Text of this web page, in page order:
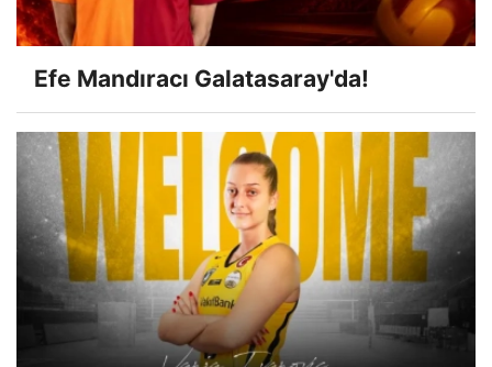
Efe Mandıracı Galatasaray'da!